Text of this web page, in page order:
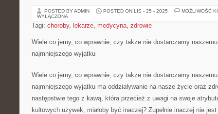
POSTED BY ADMIN POSTED ON LIS - 25 - 2025
MOŻLIWOŚĆ
WYŁĄCZONA
Tagi: choroby, lekarze, medycyna, zdrowie
Wiele co jemy, co wprawnie, czy także nie dostarczamy
najmniejszego wyjątku
Wiele co jemy, co wprawnie, czy także nie dostarczamy
najmniejszego wyjątku ma oddziaływanie na nasze życie oraz
następstwie tego z kawą, która przecież z uwagi na swoje
kultowych używek, miałoby być inaczej? Zupełnie inaczej nie